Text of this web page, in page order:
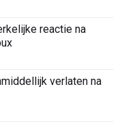
reactie na
verlaten na